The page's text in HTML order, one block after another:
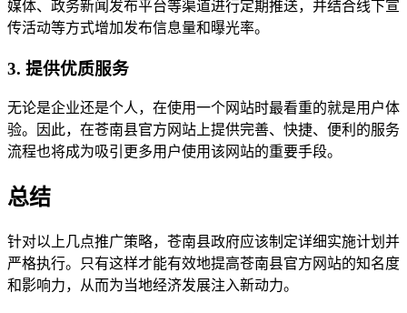
媒体、政务新闻发布平台等渠道进行定期推送，并结合线下宣
传活动等方式增加发布信息量和曝光率。
3. 提供优质服务
无论是企业还是个人，在使用一个网站时最看重的就是用户体
验。因此，在苍南县官方网站上提供完善、快捷、便利的服务
流程也将成为吸引更多用户使用该网站的重要手段。
总结
针对以上几点推广策略，苍南县政府应该制定详细实施计划并
严格执行。只有这样才能有效地提高苍南县官方网站的知名度
和影响力，从而为当地经济发展注入新动力。